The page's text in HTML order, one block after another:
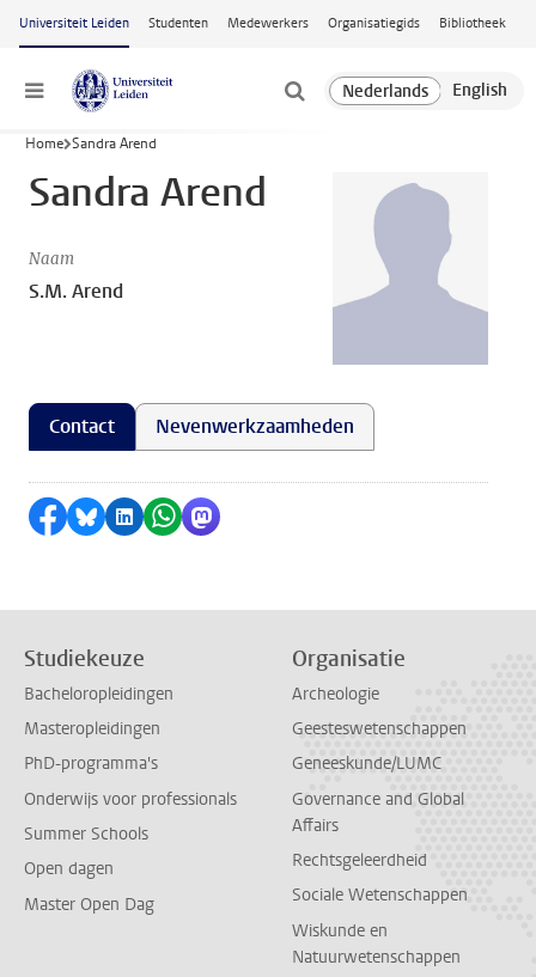
Ga naar hoofdinhoud
Universiteit Leiden Studenten Medewerkers Organisatiegids Bibliotheek
Menu
Home Sandra Arend
Sandra Arend
Naam
S.M. Arend
Contact Nevenwerkzaamheden
Delen op Facebook
Delen via Bluesky
Delen op LinkedIn
Delen via WhatsApp
Delen via Mastodon
Studiekeuze
Bacheloropleidingen
Masteropleidingen
PhD-programma's
Onderwijs voor professionals
Summer Schools
Open dagen
Master Open Dag
Organisatie
Archeologie
Geesteswetenschappen
Geneeskunde/LUMC
Governance and Global
Affairs
Rechtsgeleerdheid
Sociale Wetenschappen
Wiskunde en
Natuurwetenschappen